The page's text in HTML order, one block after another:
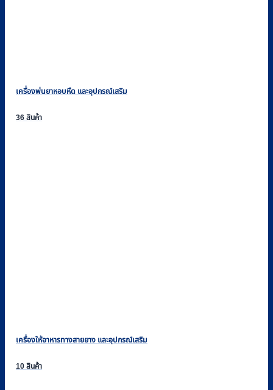
เครื่องพ่นยาหอบหืด และอุปกรณ์เสริม
36 สินค้า
เครื่องให้อาหารทางสายยาง และอุปกรณ์เสริม
10 สินค้า